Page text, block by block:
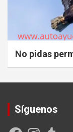
No pidas
Síguenos
FacebookInstagramTumblr